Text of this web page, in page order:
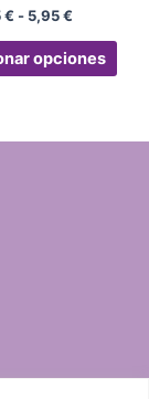
€ - 5,95€
opciones
de